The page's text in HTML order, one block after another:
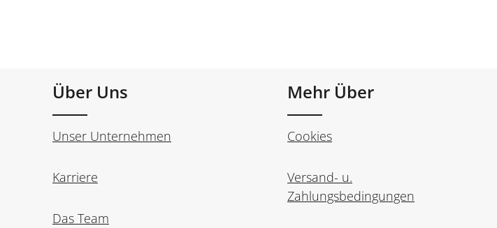
Über Uns
Unser Unternehmen
Karriere
Das Team
Mehr Über
Cookies
Versand- u.
Zahlungsbedingungen